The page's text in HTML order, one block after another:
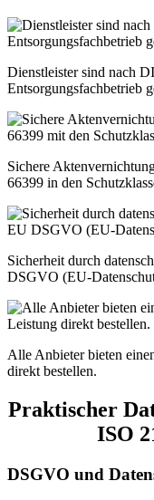
Dienstleister sind nach
Entsorgungsfachbetrieb
Sichere
66399 in den
Sicherheit durch
DSGVO (EU-
Alle Anbieter bieten
direkt bestellen.
Praktischer
ISO
DSGVO und